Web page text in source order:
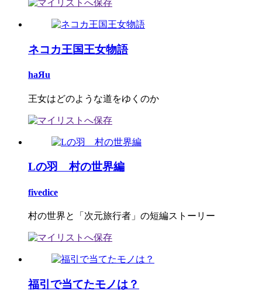
ネコカ王国王女物語
haЯu
王女はどのような道をゆくのか
Lの羽 村の世界編
fivedice
村の世界と「次元旅行者」の短編ストーリー
福引で当てたモノは？